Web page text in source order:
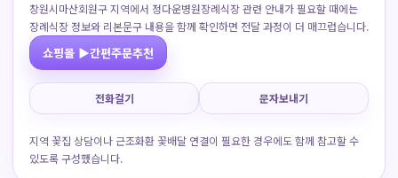
창원시마산회원구 지역에서 정다운병원장례식장 관련 안내가 필요할 때에는
장례식장 정보와 리본문구 내용을 함께 확인하면 전달 과정이 더 매끄럽습니다.
쇼핑몰 ▶간편주문추천
전화걸기 문자보내기
지역 꽃집 상담이나 근조화환 꽃배달 연결이 필요한 경우에도 함께 참고할 수
있도록 구성했습니다.